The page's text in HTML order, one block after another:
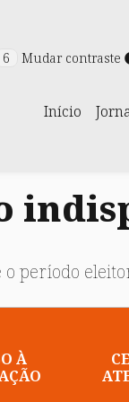
6 Mudar contraste
Início
período
À